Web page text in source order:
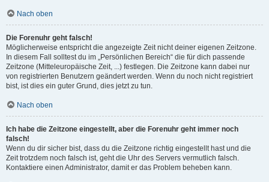
Nach oben
Die Forenuhr geht falsch!
Möglicherweise entspricht die angezeigte Zeit nicht deiner eigenen Zeitzone.
In diesem Fall solltest du im „Persönlichen Bereich“ die für dich passende
Zeitzone (Mitteleuropäische Zeit, ...) festlegen. Die Zeitzone kann dabei nur
von registrierten Benutzern geändert werden. Wenn du noch nicht registriert
bist, ist dies ein guter Grund, dies jetzt zu tun.
Nach oben
Ich habe die Zeitzone eingestellt, aber die Forenuhr geht immer noch
falsch!
Wenn du dir sicher bist, dass du die Zeitzone richtig eingestellt hast und die
Zeit trotzdem noch falsch ist, geht die Uhr des Servers vermutlich falsch.
Kontaktiere einen Administrator, damit er das Problem beheben kann.